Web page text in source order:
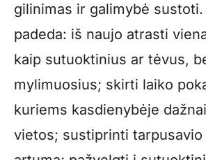
gilinimas ir galimybė sustoti.
padeda: iš naujo atrasti
kaip sutuoktinius ar tėvus,
mylimuosius; skirti laiko
kuriems kasdienybėje
vietos; sustiprinti